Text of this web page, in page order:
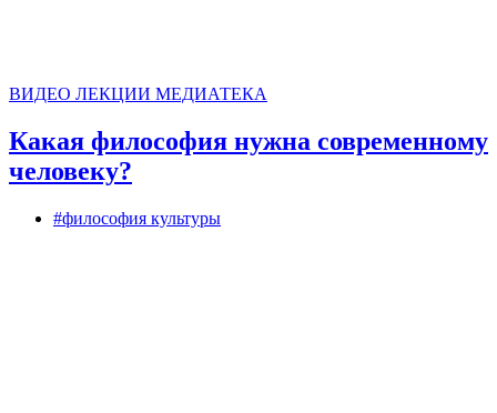
ВИДЕО ЛЕКЦИИ МЕДИАТЕКА
Какая философия нужна современному
человеку?
#философия культуры